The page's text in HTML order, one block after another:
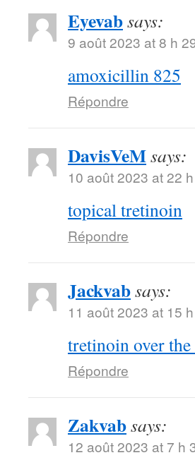
Eyevabsays:
9 août 2023 at 8 h
amoxicillin 825
Répondre
DavisVeMsays:
10 août 2023 at 22
topical tretinoin
Répondre
Jackvabsays:
11 août 2023 at 15
tretinoin over the
Répondre
Zakvabsays:
12 août 2023 at 7 h